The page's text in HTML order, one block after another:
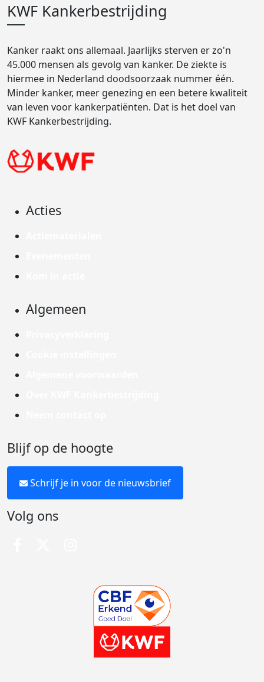
KWF Kankerbestrijding
Kanker raakt ons allemaal. Jaarlijks sterven er zo'n
45.000 mensen als gevolg van kanker. De ziekte is
hiermee in Nederland doodsoorzaak nummer één.
Minder kanker, meer genezing en een betere kwaliteit
van leven voor kankerpatiënten. Dat is het doel van
KWF Kankerbestrijding.
Acties
Algemeen
Blijf op de hoogte
Schrijf je in voor de nieuwsbrief
Volg ons